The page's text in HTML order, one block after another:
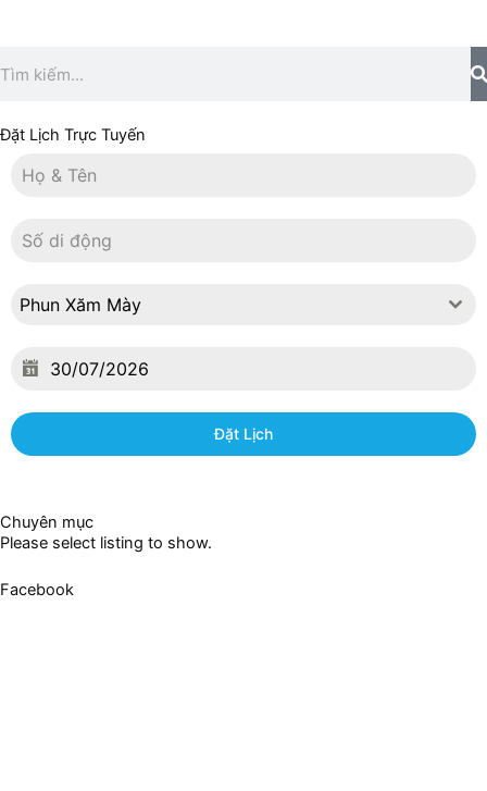
Đặt Lịch Trực Tuyến
Phun Xăm Mày
Đặt Lịch
Chuyên mục
Please select listing to show.
Facebook